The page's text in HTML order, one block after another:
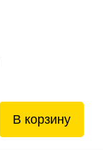
В корзину